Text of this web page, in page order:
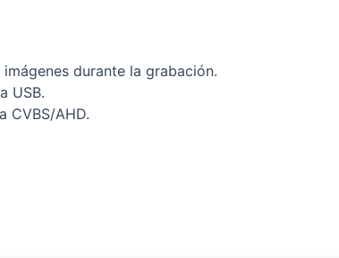
durante la grabación.
USB.
CVBS/AHD.